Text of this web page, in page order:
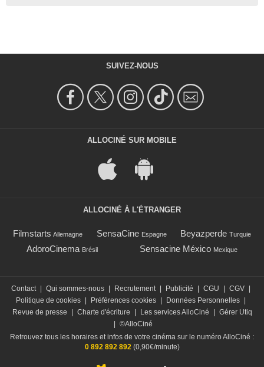
SUIVEZ-NOUS
ALLOCINÉ SUR MOBILE
ALLOCINÉ À L'ÉTRANGER
Filmstarts Allemagne SensaCine Espagne Beyazperde Turquie
AdoroCinema Brésil Sensacine México Mexique
Contact Qui sommes-nous Recrutement Publicité CGU CGV
Politique de cookies
Préférences cookies Données Personnelles
Revue de presse
Charte d'écriture Les services AlloCiné
Gérer Utiq
©AlloCiné
Retrouvez tous les horaires et infos de votre cinéma sur le numéro AlloCiné :
0 892 892 892(0,90€/minute)